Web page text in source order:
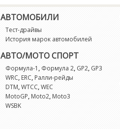
АВТОМОБИЛИ
Тест-драйвы
История марок автомобилей
АВТО/МОТО СПОРТ
Формула-1 , Формула 2, GP2, GP3
WRC,ERC,Ралли-рейды
DTM,WTCC,WEC
MotoGP,Moto2,Moto3
WSBK